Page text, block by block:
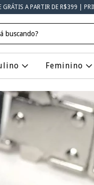
GRÁTIS A PARTIR DE R$399 |
Feminino